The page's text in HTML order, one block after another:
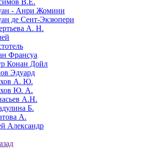
В.Е.
- Анри Жомини
де Сент-Экзюпери
А. Н.
Франсуа
Конан Дойл
Эдуард
А. Ю.
Ю. А.
А.Н.
Б.
А.
Александр